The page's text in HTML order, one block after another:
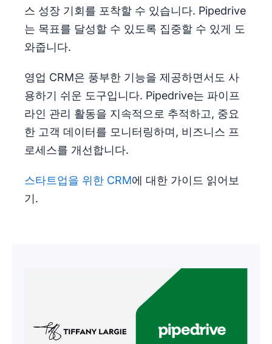
스 성장 기회를 포착할 수 있습니다. Pipedrive
는 목표를 달성할 수 있도록 집중할 수 있게 도
와줍니다.
영업 CRM은 풍부한 기능을 제공하면서도 사
용하기 쉬운 도구입니다. Pipedrive는 파이프
라인 관리 활동을 지속적으로 추적하고, 중요
한 고객 데이터를 모니터링하며, 비즈니스 프
로세스를 개선합니다.
스타트업을 위한 CRM에 대한 가이드 읽어보
기.